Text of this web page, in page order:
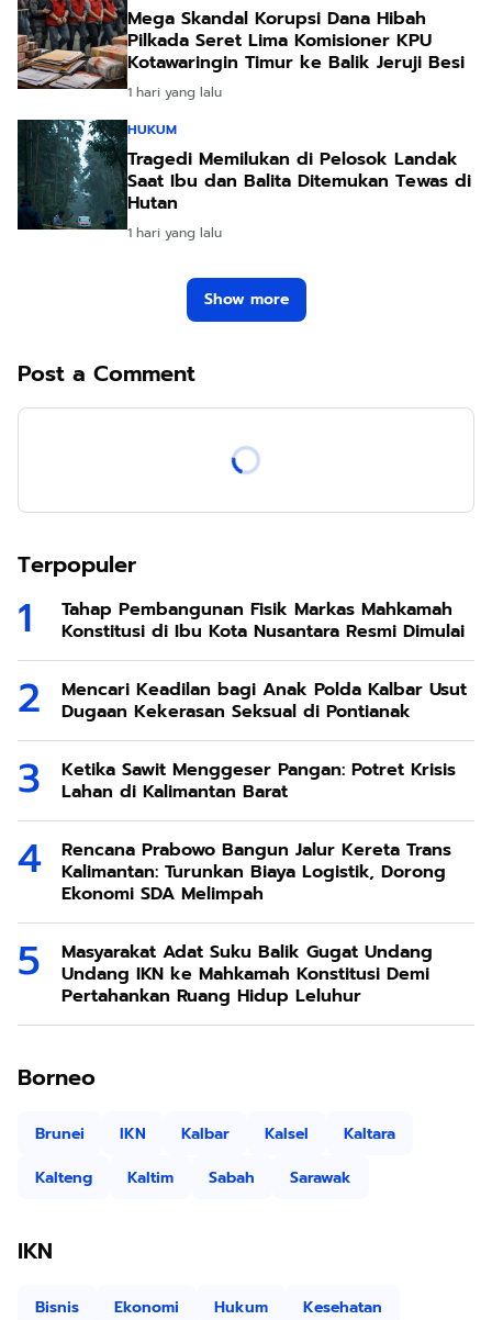
Mega Skandal Korupsi Dana Hibah
Pilkada Seret Lima Komisioner KPU
Kotawaringin Timur ke Balik Jeruji Besi
1 hari yang lalu
HUKUM
Tragedi Memilukan di Pelosok Landak
Saat Ibu dan Balita Ditemukan Tewas di
Hutan
1 hari yang lalu
Show more
Post a Comment
Terpopuler
Tahap Pembangunan Fisik Markas Mahkamah
Konstitusi di Ibu Kota Nusantara Resmi Dimulai
Mencari Keadilan bagi Anak Polda Kalbar Usut
Dugaan Kekerasan Seksual di Pontianak
Ketika Sawit Menggeser Pangan: Potret Krisis
Lahan di Kalimantan Barat
Rencana Prabowo Bangun Jalur Kereta Trans
Kalimantan: Turunkan Biaya Logistik, Dorong
Ekonomi SDA Melimpah
Masyarakat Adat Suku Balik Gugat Undang
Undang IKN ke Mahkamah Konstitusi Demi
Pertahankan Ruang Hidup Leluhur
Borneo
Brunei IKN Kalbar Kalsel
Kaltara
Kalteng
Kaltim Sabah Sarawak
IKN
Bisnis Ekonomi Hukum
Kesehatan